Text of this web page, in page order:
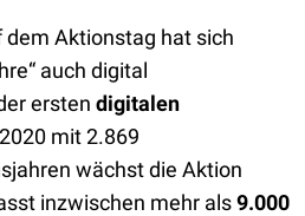
dem Aktionstag hat sich
auch digital
ersten digitalen
mit 2.869
wächst die Aktion
inzwischen mehr als9.000